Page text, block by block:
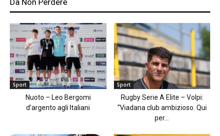
Da Non Perdere
Sport
Nuoto – Leo Bergomi
d’argento agli Italiani
Sport
Rugby Serie A Elite – Volpi:
“Viadana club ambizioso. Qui
per...